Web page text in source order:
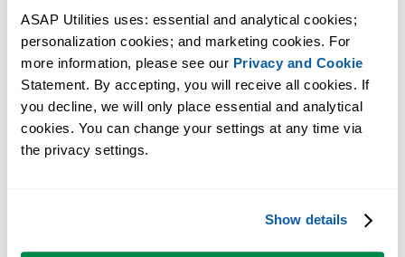
ASAP Utilities uses: essential and analytical cookies;
personalization cookies; and marketing cookies. For
more information, please see our Privacy and Cookie
Statement. By accepting, you will receive all cookies. If
you decline, we will only place essential and analytical
cookies. You can change your settings at any time via
the privacy settings.
Show details